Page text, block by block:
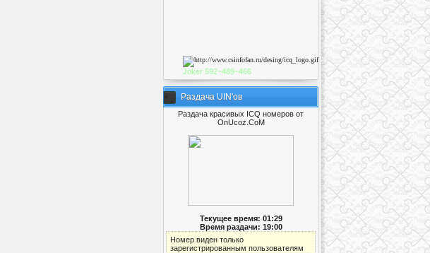
Joker 592~489~466
Раздача UIN'ов
Раздача красивых ICQ номеров от
OnUcoz.CoM
Текущее время: 01:29
Время раздачи: 19:00
Номер виден только
зарегистрированным пользователям